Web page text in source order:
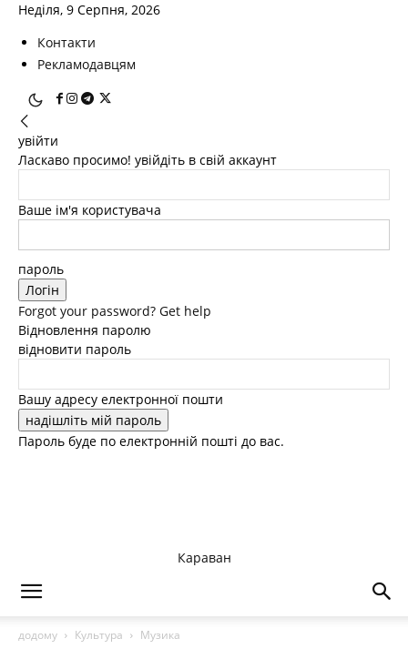
Неділя, 9 Серпня, 2026
Контакти
Рекламодавцям
увійти
Ласкаво просимо! увійдіть в свій аккаунт
Ваше ім'я користувача
пароль
Forgot your password? Get help
Відновлення паролю
відновити пароль
Вашу адресу електронної пошти
Пароль буде по електронній пошті до вас.
Караван
додому Культура Музика